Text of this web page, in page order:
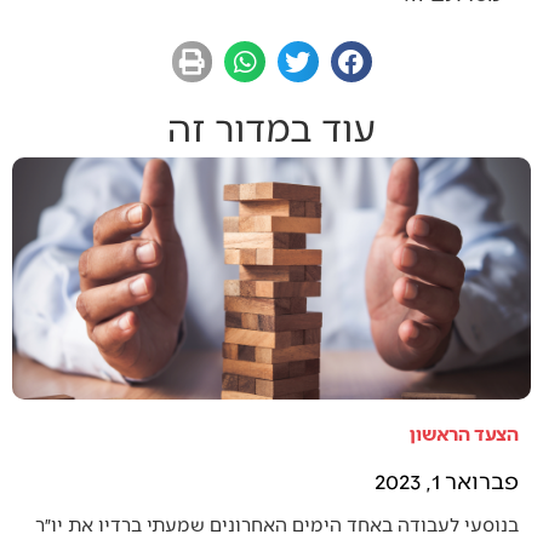
עוד במדור זה
הצעד הראשון
פברואר 1, 2023
בנוסעי לעבודה באחד הימים האחרונים שמעתי ברדיו את יו״ר